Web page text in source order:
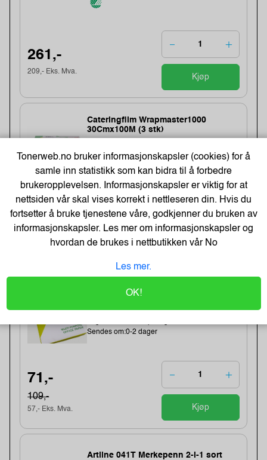
261,-
209,- Eks. Mva.
Kjøp
Cateringfilm Wrapmaster1000
30Cmx100M (3 stk)
Lagerstatus:1450 stk på lager.
Sendes om:1-3 dager
154,-
Kjøp
Bestselger!
Varenummer:329900 /
Sendes om:0-2 dager
71,-
109,-
57,- Eks. Mva. Kjøp
Artline 041T Merkepenn 2-i-1 sort
Tonerweb.no bruker informasjonskapsler (cookies) for å
samle inn statistikk som kan bidra til å forbedre
brukeropplevelsen. Informasjonskapsler er viktig for at
nettsiden vår skal vises korrekt i nettleseren din. Hvis du
fortsetter å bruke tjenestene våre, godkjenner du bruken av
informasjonskapsler. Les mer om informasjonskapsler og
hvordan de brukes i nettbutikken vårNo
Les mer.
OK!